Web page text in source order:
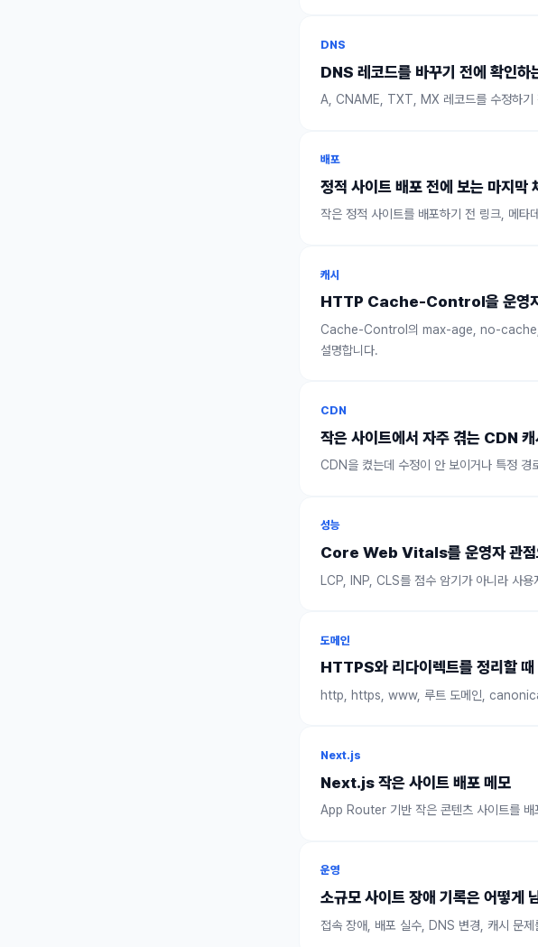
DNS
DNS 레코드를 바꾸기 전에 확인하
A, CNAME, TXT, MX 레코드를 수정하기
배포
정적 사이트 배포 전에 보는 마지막
작은 정적 사이트를 배포하기 전 링크, 메
캐시
HTTP Cache-Control을 운영자
Cache-Control의 max-age, no-cache,
설명합니다.
CDN
작은 사이트에서 자주 겪는 CDN
CDN을 켰는데 수정이 안 보이거나 특정 경
성능
Core Web Vitals를 운영자 관점
LCP, INP, CLS를 점수 암기가 아니라 사용
도메인
HTTPS와 리다이렉트를 정리할 때
http, https, www, 루트 도메인,
Next.js
Next.js 작은 사이트 배포 메모
App Router 기반 작은 콘텐츠 사이트를
운영
소규모 사이트 장애 기록은 어떻게
접속 장애, 배포 실수, DNS 변경, 캐시 문